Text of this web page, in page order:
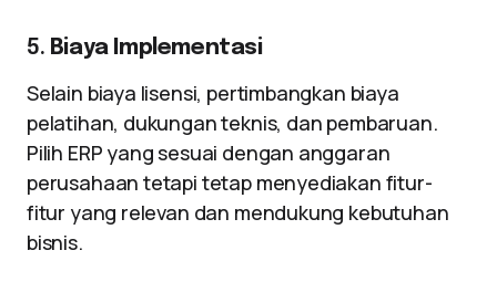
5. Biaya Implementasi
Selain biaya lisensi, pertimbangkan biaya
pelatihan, dukungan teknis, dan pembaruan.
Pilih ERP yang sesuai dengan anggaran
perusahaan tetapi tetap menyediakan fitur-
fitur yang relevan dan mendukung kebutuhan
bisnis.